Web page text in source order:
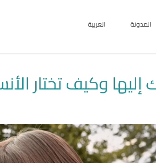
المدونة العربية
وكيف تختار